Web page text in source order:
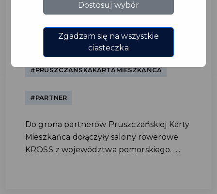
KROSS S.A. – nowy partner
Pruszczańskiej Karty
Mieszkańca
#PRUSZCZAŃSKAKARTAMIESZKAŃCA
#PARTNER
Do grona partnerów Pruszczańskiej Karty
Mieszkańca dołączyły salony rowerowe
KROSS z województwa pomorskiego. ...
Dostosuj wybór
Zgadzam się na wszystkie
ciasteczka